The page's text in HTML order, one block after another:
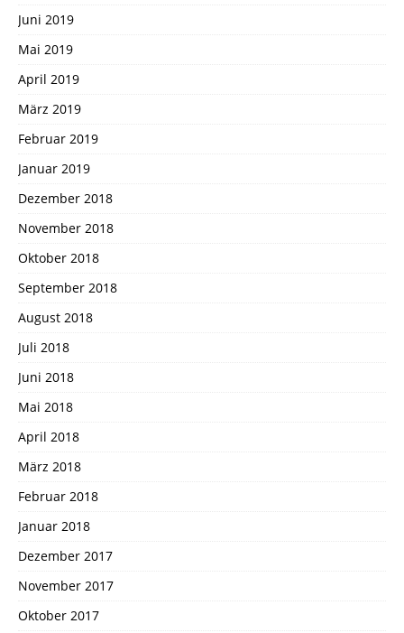
Juni 2019
Mai 2019
April 2019
März 2019
Februar 2019
Januar 2019
Dezember 2018
November 2018
Oktober 2018
September 2018
August 2018
Juli 2018
Juni 2018
Mai 2018
April 2018
März 2018
Februar 2018
Januar 2018
Dezember 2017
November 2017
Oktober 2017